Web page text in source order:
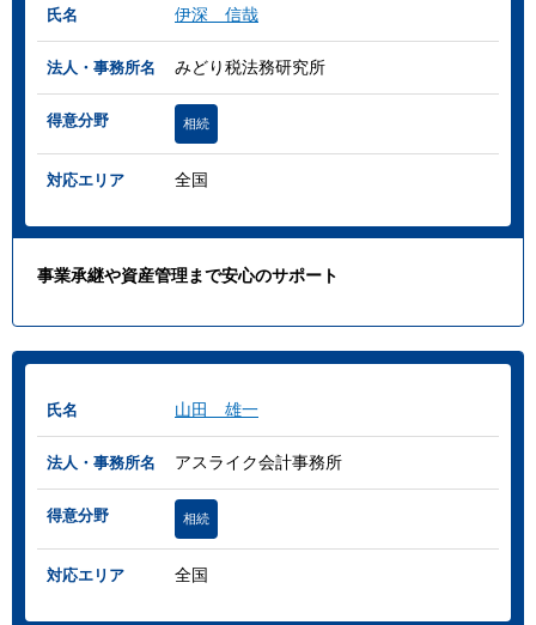
氏名 伊深 信哉
法人・事務所名 みどり税法務研究所
得意分野 相続
対応エリア 全国
事業承継や資産管理まで安心のサポート
氏名 山田 雄一
法人・事務所名 アスライク会計事務所
得意分野 相続
対応エリア 全国